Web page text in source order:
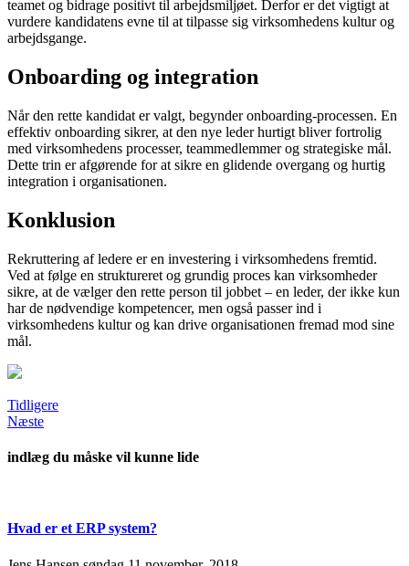
teamet og bidrage positivt til arbejdsmiljøet. Derfor er det vigtigt at
vurdere kandidatens evne til at tilpasse sig virksomhedens kultur og
arbejdsgange.
Onboarding og integration
Når den rette kandidat er valgt, begynder onboarding-processen. En
effektiv onboarding sikrer, at den nye leder hurtigt bliver fortrolig
med virksomhedens processer, teammedlemmer og strategiske mål.
Dette trin er afgørende for at sikre en glidende overgang og hurtig
integration i organisationen.
Konklusion
Rekruttering af ledere er en investering i virksomhedens fremtid.
Ved at følge en struktureret og grundig proces kan virksomheder
sikre, at de vælger den rette person til jobbet – en leder, der ikke kun
har de nødvendige kompetencer, men også passer ind i
virksomhedens kultur og kan drive organisationen fremad mod sine
mål.
Tidligere
Næste
indlæg du måske vil kunne lide
Hvad er et ERP system?